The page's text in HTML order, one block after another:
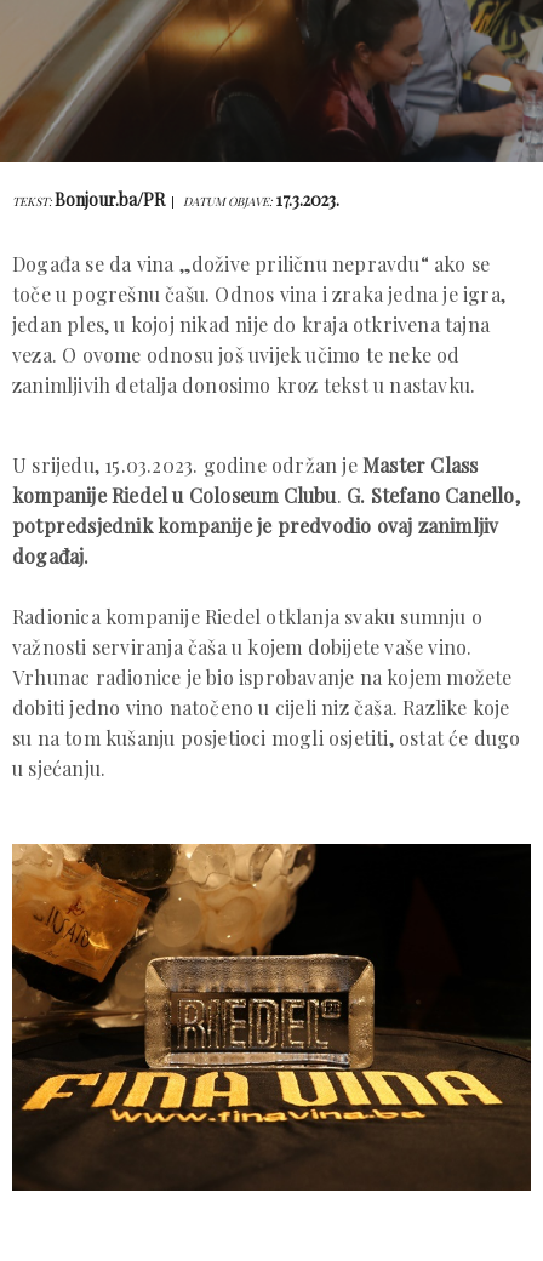
TEKST:Bonjour.ba/PR DATUM OBJAVE: 17.3.2023.
Događa se da vina „dožive priličnu nepravdu“ ako se
toče u pogrešnu čašu. Odnos vina i zraka jedna je igra,
jedan ples, u kojoj nikad nije do kraja otkrivena tajna
veza. O ovome odnosu još uvijek učimo te neke od
zanimljivih detalja donosimo kroz tekst u nastavku.
U srijedu, 15.03.2023. godine održan jeMaster Class
kompanije Riedel u Coloseum Clubu. G. Stefano Canello,
potpredsjednik kompanije je predvodio ovaj zanimljiv
događaj.
Radionica kompanije Riedel otklanja svaku sumnju o
važnosti serviranja čaša u kojem dobijete vaše vino.
Vrhunac radionice je bio isprobavanje na kojem možete
dobiti jedno vino natočeno u cijeli niz čaša. Razlike koje
su na tom kušanju posjetioci mogli osjetiti, ostat će dugo
u sjećanju.